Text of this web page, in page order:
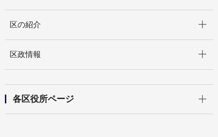
区の紹介
区政情報
各区役所ページ